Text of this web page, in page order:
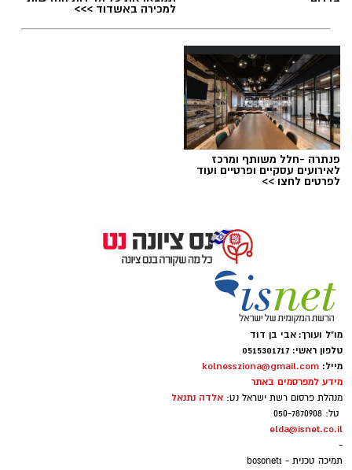
למכירה באשדוד >>>
פנתרה -חלל משותף ומרכז
לאירועים עסקיים ופרטיים ועוד
לפרטים לחצו >>
מו"ל ועורך: אבי בן דוד
טלפון ראשי: 0515301717
מייל: kolnessziona@gmail.com
מידע למפרסמים באתר
מנהלת פרסום רשת ישראל נט: אלדה נתנאל
טל: 050-7870908
elda@isnet.co.il
-
תמיכה טכנית - bosonet1